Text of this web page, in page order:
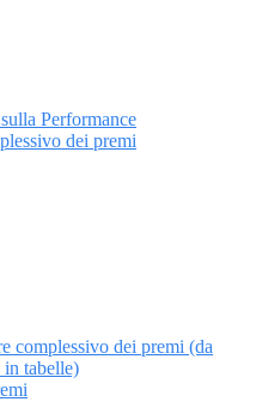
Performance
dei premi
complessivo dei premi (da
in tabelle)